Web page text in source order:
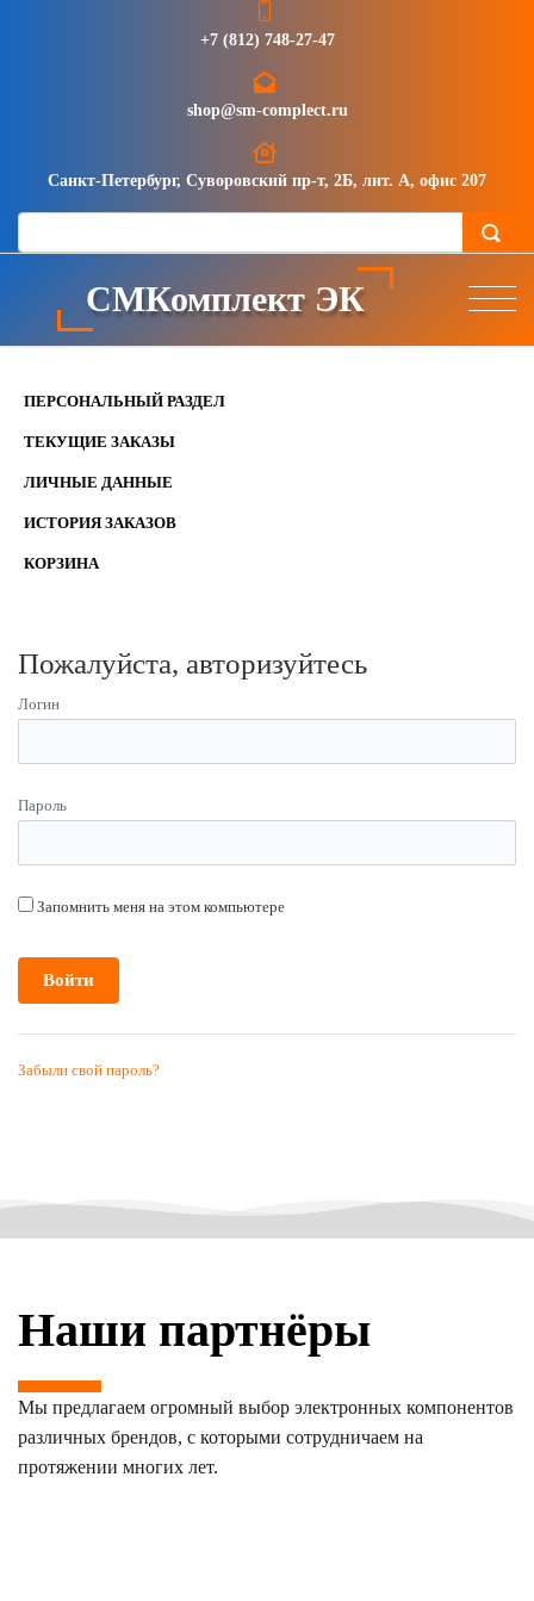
+7 (812) 748-27-47
shop@sm-complect.ru
Санкт-Петербург, Суворовский пр-т, 2Б, лит. А, офис 207
СМКомплект ЭК
ПЕРСОНАЛЬНЫЙ РАЗДЕЛ
ТЕКУЩИЕ ЗАКАЗЫ
ЛИЧНЫЕ ДАННЫЕ
ИСТОРИЯ ЗАКАЗОВ
КОРЗИНА
Пожалуйста, авторизуйтесь
Логин
Пароль
Запомнить меня на этом компьютере
Забыли свой пароль?
Наши партнёры
Мы предлагаем огромный выбор электронных компонентов
различных брендов, с которыми сотрудничаем на
протяжении многих лет.